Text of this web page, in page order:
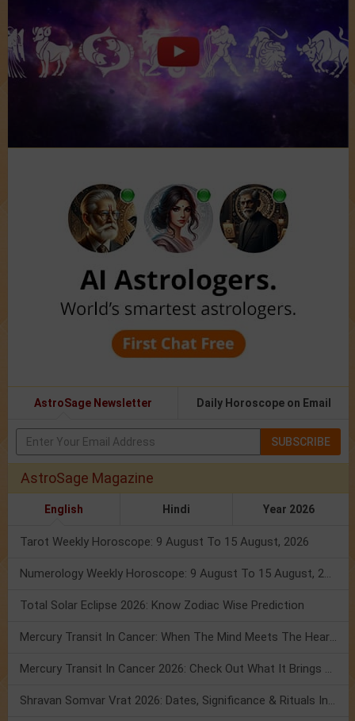
AstroSage Newsletter Daily Horoscope on Email
SUBSCRIBE
AstroSage Magazine
English Hindi Year 2026
Tarot Weekly Horoscope: 9 August To 15 August, 2026
Numerology Weekly Horoscope: 9 August To 15 August, 2026
Total Solar Eclipse 2026: Know Zodiac Wise Prediction
Mercury Transit In Cancer: When The Mind Meets The Heart!
Mercury Transit In Cancer 2026: Check Out What It Brings For You
Shravan Somvar Vrat 2026: Dates, Significance & Rituals In August